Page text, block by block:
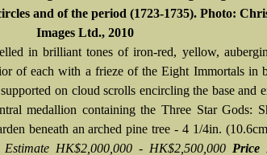
and of the period (1723-1735). Photo:
Images Ltd., 2010
in brilliant tones of iron-red, yellow,
of each with a frieze of the Eight Immortals in
on cloud scrolls encircling the base and
medallion containing the Three Star Gods:
beneath an arched pine tree - 4 1/4in.
Estimate HK$2,000,000 - HK$2,500,000 Price